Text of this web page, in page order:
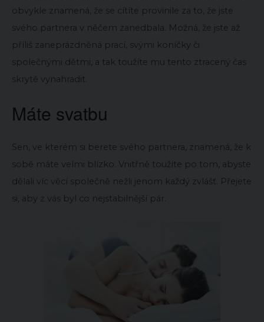
obvykle znamená, že se cítíte provinile za to, že jste
svého partnera v něčem zanedbala. Možná, že jste až
příliš zaneprázdněná prací, svými koníčky či
společnými dětmi, a tak toužíte mu tento ztracený čas
skrytě vynahradit.
Máte svatbu
Sen, ve kterém si berete svého partnera, znamená, že k
sobě máte velmi blízko. Vnitřně toužíte po tom, abyste
dělali víc věcí společně nežli jenom každý zvlášť. Přejete
si, aby z vás byl co nejstabilnější pár.